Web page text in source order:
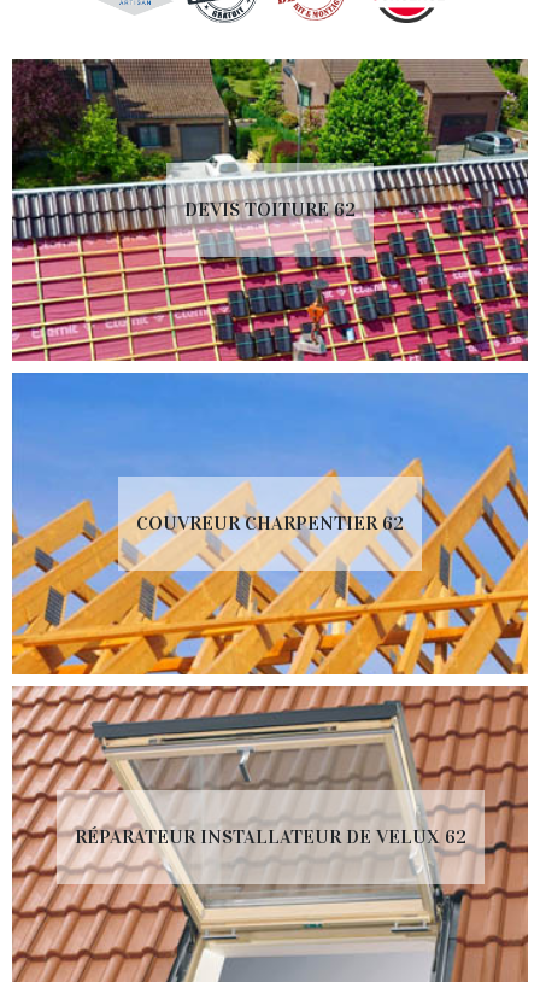
DEVIS TOITURE 62
COUVREUR CHARPENTIER 62
RÉPARATEUR INSTALLATEUR DE VELUX 62